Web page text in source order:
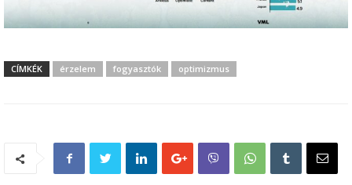
CÍMKÉK érzelem fogyasztók optimizmus